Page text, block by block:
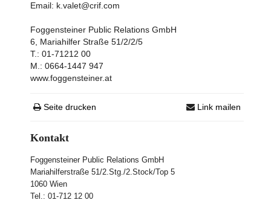
Email: k.valet@crif.com
Foggensteiner Public Relations GmbH
6, Mariahilfer Straße 51/2/2/5
T.: 01-71212 00
M.: 0664-1447 947
www.foggensteiner.at
Seite drucken Link mailen
Kontakt
Foggensteiner Public Relations GmbH
Mariahilferstraße 51/2.Stg./2.Stock/Top 5
1060 Wien
Tel.: 01-712 12 00